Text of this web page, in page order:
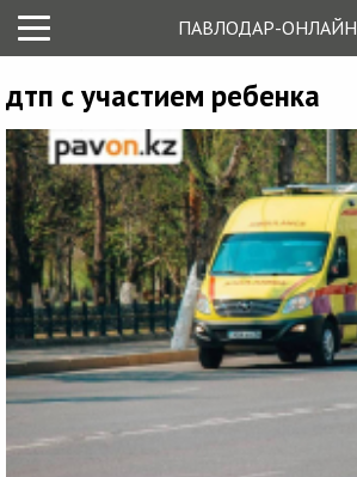
ПАВЛОДАР-ОНЛАЙН
дтп с участием ребенка